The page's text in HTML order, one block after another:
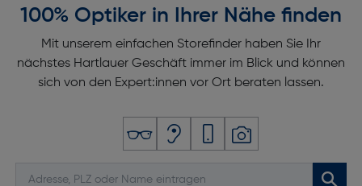
100% Optiker in Ihrer Nähe finden
Mit unserem einfachen Storefinder haben Sie Ihr
nächstes Hartlauer Geschäft immer im Blick und können
sich von den Expert:innen vor Ort beraten lassen.